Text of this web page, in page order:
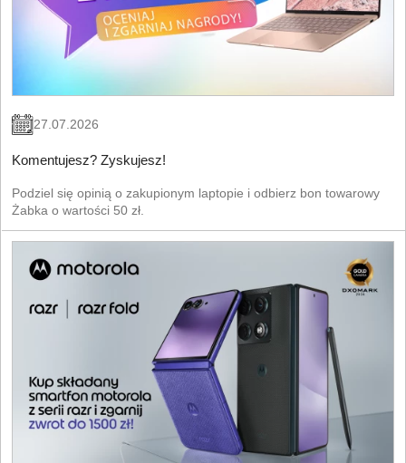
27.07.2026
Komentujesz? Zyskujesz!
Podziel się opinią o zakupionym laptopie i odbierz bon towarowy
Żabka o wartości 50 zł.